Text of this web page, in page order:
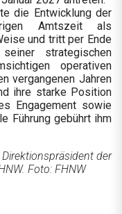
die Entwicklung der
Amtszeit als
und tritt per Ende
strategischen
operativen
vergangenen Jahren
ihre starke Position
Engagement sowie
Führung gebührt ihm
der
Foto: FHNW